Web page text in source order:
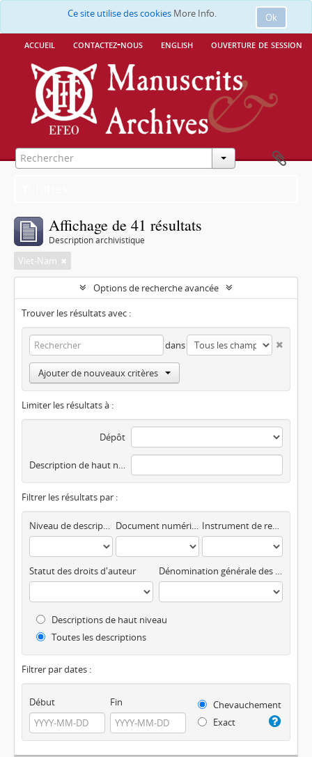
Ok
Ce site utilise des cookies More Info.
accueil contactez-nous english ouverture de session
Affichage de 41 résultats
Description archivistique
Viet-Nam
Options de recherche avancée
Trouver les résultats avec :
dans
Ajouter de nouveaux critères
Limiter les résultats à :
Dépôt
Description de haut niveau
Filtrer les résultats par :
Niveau de description Document numérisé disponible Instrument de recherche
Statut des droits d'auteur Dénomination générale des documents
Descriptions de haut niveau
Toutes les descriptions
Filtrer par dates :
Début Fin
Chevauchement
Exact